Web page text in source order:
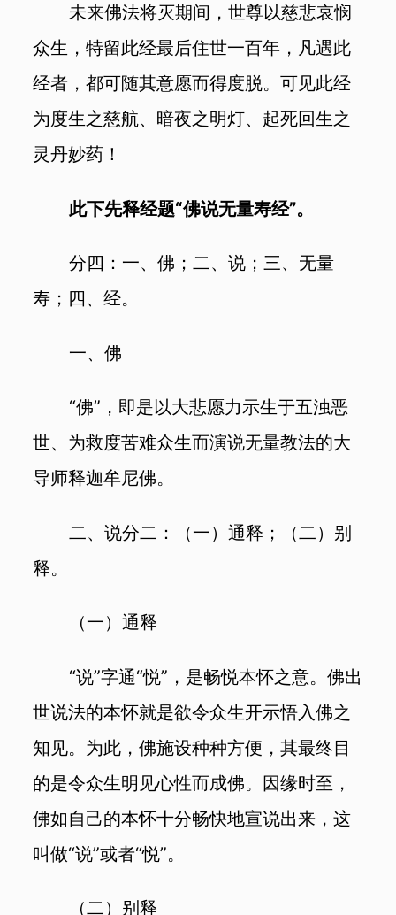
未来佛法将灭期间，世尊以慈悲哀悯
众生，特留此经最后住世一百年，凡遇此
经者，都可随其意愿而得度脱。可见此经
为度生之慈航、暗夜之明灯、起死回生之
灵丹妙药！
此下先释经题“佛说无量寿经”。
分四：一、佛；二、说；三、无量
寿；四、经。
一、佛
“佛”，即是以大悲愿力示生于五浊恶
世、为救度苦难众生而演说无量教法的大
导师释迦牟尼佛。
二、说分二：（一）通释；（二）别
释。
（一）通释
“说”字通“悦”，是畅悦本怀之意。佛出
世说法的本怀就是欲令众生开示悟入佛之
知见。为此，佛施设种种方便，其最终目
的是令众生明见心性而成佛。因缘时至，
佛如自己的本怀十分畅快地宣说出来，这
叫做“说”或者“悦”。
（二）别释